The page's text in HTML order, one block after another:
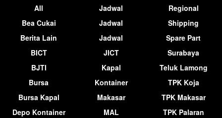
All
Bea Cukai
Berita Lain
BICT
BJTI
Bursa
Bursa Kapal
Depo Kontainer
Jadwal
Jadwal
Jadwal
JICT
Kapal
Kontainer
Makasar
MAL
Regional
Shipping
Spare Part
Surabaya
Teluk Lamong
TPK Koja
TPK Makasar
TPK Palaran